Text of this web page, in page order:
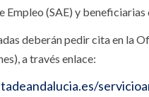
Empleo (SAE) y
deberán pedir cita en la
a través enlace: